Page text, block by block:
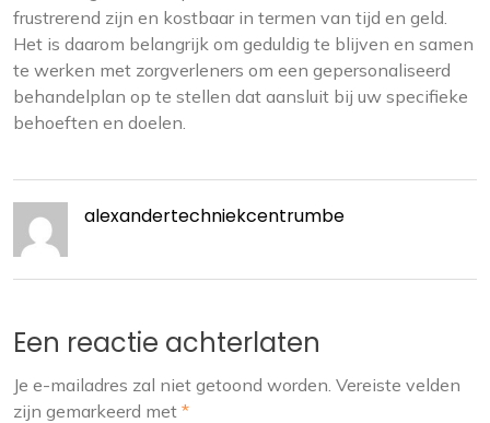
frustrerend zijn en kostbaar in termen van tijd en geld.
Het is daarom belangrijk om geduldig te blijven en samen
te werken met zorgverleners om een gepersonaliseerd
behandelplan op te stellen dat aansluit bij uw specifieke
behoeften en doelen.
alexandertechniekcentrumbe
Een reactie achterlaten
Je e-mailadres zal niet getoond worden. Vereiste velden
zijn gemarkeerd met *